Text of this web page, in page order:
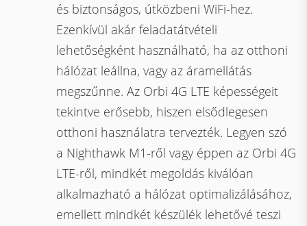
és biztonságos, útközbeni WiFi-hez.
Ezenkívül akár feladatátvételi
lehetőségként használható, ha az otthoni
hálózat leállna, vagy az áramellátás
megszűnne. Az Orbi 4G LTE képességeit
tekintve erősebb, hiszen elsődlegesen
otthoni használatra tervezték. Legyen szó
a Nighthawk M1-ről vagy éppen az Orbi 4G
LTE-ről, mindkét megoldás kiválóan
alkalmazható a hálózat optimalizálásához,
emellett mindkét készülék lehetővé teszi